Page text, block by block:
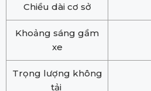
Chiều dài cơ sở
Khoảng sáng gầm
xe
Trọng lượng không
tải